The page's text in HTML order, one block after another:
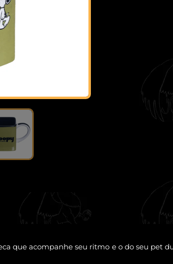
que acompanhe seu ritmo e o do seu pet